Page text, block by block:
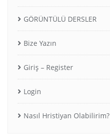
GÖRÜNTÜLÜ DERSLER
Bize Yazın
Giriş – Register
Login
Nasıl Hristiyan Olabilirim?